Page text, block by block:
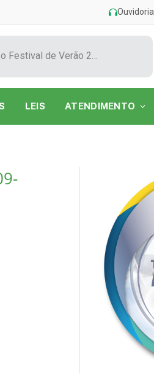
Ouvidoria
Show de Tarcísio do Acordeon encerra o Festival de Verão 2026 na Praia do Caripi
LEIS ATENDIMENTO